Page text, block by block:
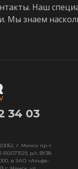
Наш
Мы знаем
34 03
г. Минск пр-т
р/с BY38
в ЗАО «Альфа-